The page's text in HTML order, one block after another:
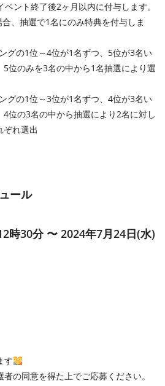
ント終了後2ヶ月以内に付与します。
、抽選で1名にのみ特典を付与しま
グの1位～4位が1名ずつ、5位が3名い
位のみを3名の中から1名抽選により選
グの1位～3位が1名ずつ、4位が3名い
位の3名の中から抽選により2名に対し
ぞれ選出
ール
時30分 〜 2024年7月24日(水)
す
の同意を得た上でご応募ください。